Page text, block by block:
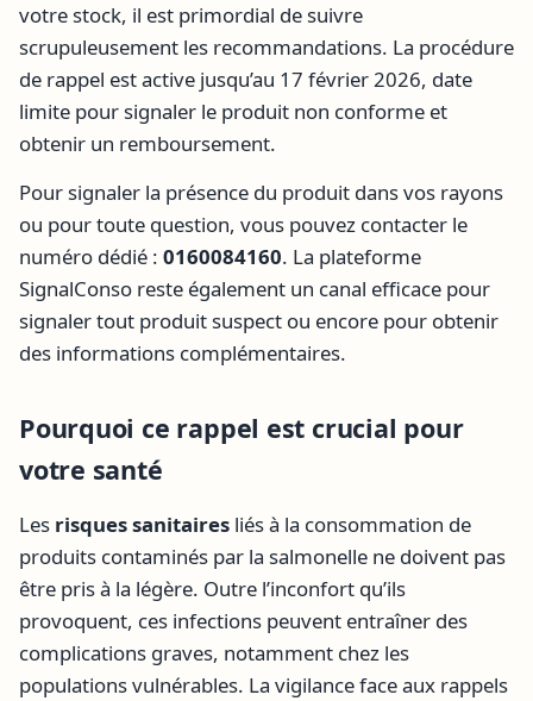
votre stock, il est primordial de suivre
scrupuleusement les recommandations. La procédure
de rappel est active jusqu’au 17 février 2026, date
limite pour signaler le produit non conforme et
obtenir un remboursement.
Pour signaler la présence du produit dans vos rayons
ou pour toute question, vous pouvez contacter le
numéro dédié : 0160084160. La plateforme
SignalConso reste également un canal efficace pour
signaler tout produit suspect ou encore pour obtenir
des informations complémentaires.
Pourquoi ce rappel est crucial pour
votre santé
Les risques sanitaires liés à la consommation de
produits contaminés par la salmonelle ne doivent pas
être pris à la légère. Outre l’inconfort qu’ils
provoquent, ces infections peuvent entraîner des
complications graves, notamment chez les
populations vulnérables. La vigilance face aux rappels